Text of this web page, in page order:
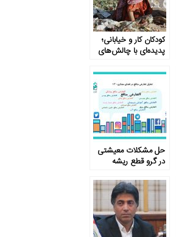
کودکان کار و خیابانی؛
پدیده‌ای ‌با ‌چالش‌های
نکنند
حل مشکلات معیشتی
در گرو قطع ریشه